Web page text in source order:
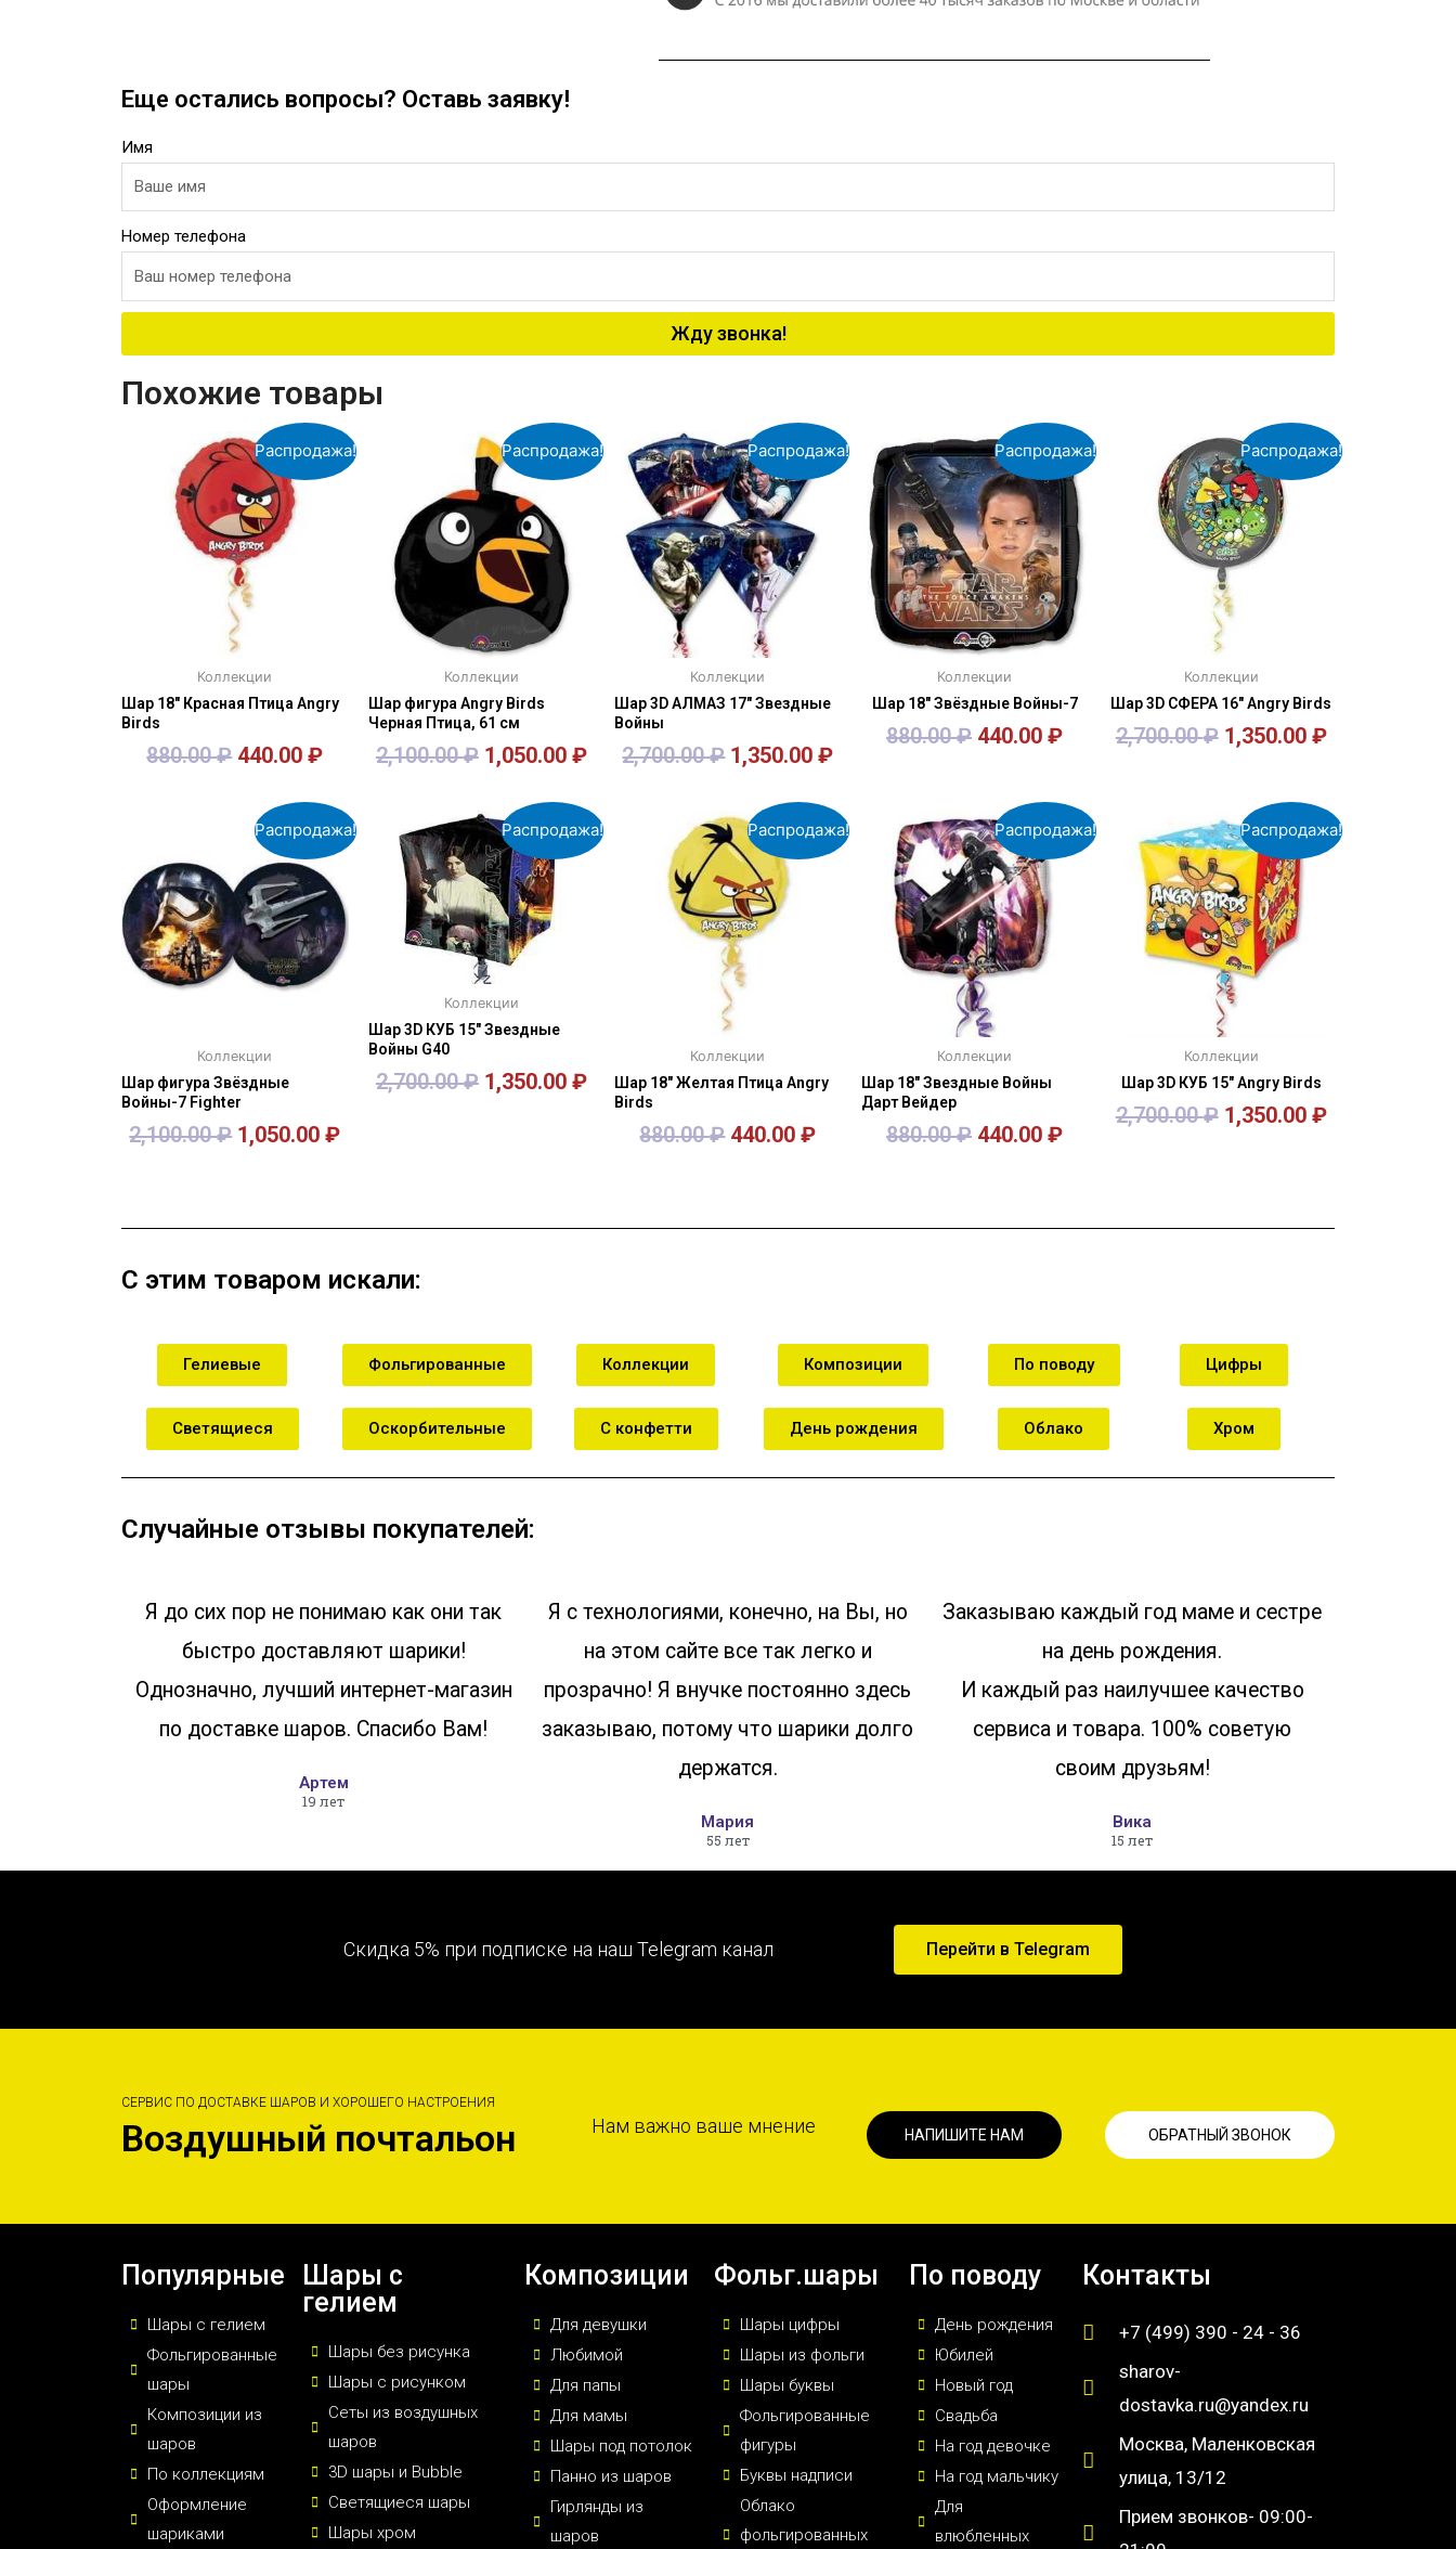
Еще остались вопросы? Оставь заявку!
Имя
Номер телефона
Жду звонка!
Похожие товары
Распродажа!
Коллекции
Шар 18″ Красная Птица Angry
Birds
880.00₽ 440.00₽
Распродажа!
Коллекции
Шар фигура Angry Birds
Черная Птица, 61 см
2,100.00₽ 1,050.00 ₽
Распродажа!
Коллекции
Шар 3D АЛМАЗ 17″ Звездные
Войны
2,700.00₽ 1,350.00₽
Распродажа!
Коллекции
Шар 18″ Звёздные Войны-7
880.00₽ 440.00₽
Распродажа!
Коллекции
Шар 3D СФЕРА 16″ Angry Birds
2,700.00₽ 1,350.00 ₽
Распродажа!
Коллекции
Шар фигура Звёздные
Войны-7 Fighter
2,100.00₽ 1,050.00₽
Распродажа!
Коллекции
Шар 3D КУБ 15″ Звездные
Войны G40
2,700.00₽ 1,350.00 ₽
Распродажа!
Коллекции
Шар 18″ Желтая Птица Angry
Birds
880.00₽ 440.00₽
Распродажа!
Коллекции
Шар 18″ Звездные Войны
Дарт Вейдер
880.00₽ 440.00₽
Распродажа!
Коллекции
Шар 3D КУБ 15″ Angry Birds
2,700.00₽ 1,350.00 ₽
С этим товаром искали:
Гелиевые
Светящиеся
Фольгированные
Оскорбительные
Коллекции
С конфетти
Композиции
День рождения
По поводу
Облако
Цифры
Хром
Случайные отзывы покупателей:
Я до сих пор не понимаю как они так
быстро доставляют шарики!
Однозначно, лучший интернет-магазин
по доставке шаров. Спасибо Вам!
Артем
19 лет
Я с технологиями, конечно, на Вы, но
на этом сайте все так легко и
прозрачно! Я внучке постоянно здесь
заказываю, потому что шарики долго
держатся.
Мария
55 лет
Заказываю каждый год маме и сестре
на день рождения.
И каждый раз наилучшее качество
сервиса и товара. 100% советую
своим друзьям!
Вика
15 лет
Скидка 5% при подписке на наш Telegram канал Перейти в Telegram
СЕРВИС ПО ДОСТАВКЕ ШАРОВ И ХОРОШЕГО НАСТРОЕНИЯ
Воздушный почтальон Нам важно ваше мнение НАПИШИТЕ НАМ ОБРАТНЫЙ ЗВОНОК
Популярные
Шары с гелием
Фольгированные
шары
Композиции из
шаров
По коллекциям
Оформление
шариками
Шары с
гелием
Шары без рисунка
Шары с рисунком
Сеты из воздушных
шаров
3D шары и Bubble
Светящиеся шары
Шары хром
Композиции
Для девушки
Любимой
Для папы
Для мамы
Шары под потолок
Панно из шаров
Гирлянды из
шаров
Фольг.шары
Шары цифры
Шары из фольги
Шары буквы
Фольгированные
фигуры
Буквы надписи
Облако
фольгированных
По поводу
День рождения
Юбилей
Новый год
Свадьба
На год девочке
На год мальчику
Для
влюбленных
Контакты
+7 (499) 390 - 24 - 36
sharov-
dostavka.ru@yandex.ru
Москва, Маленковская
улица, 13/12
Прием звонков- 09:00-